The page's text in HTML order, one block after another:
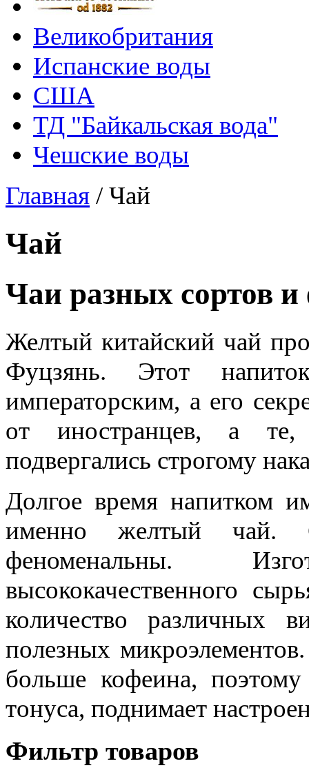
Великобритания
Испанские воды
США
ТД "Байкальская вода"
Чешские воды
Главная /Чай
Чай
Чаи разных сортов и
Желтый китайский чай
Фуцзянь. Этот
императорским, а его
от иностранцев, а
подвергались строгому
Долгое время напитком
именно желтый чай.
феноменальны.
высококачественного
количество различных
полезных
больше кофеина,
тонуса, поднимает
Фильтр товаров